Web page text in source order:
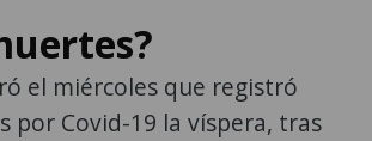
el miércoles que registró
por Covid-19 la víspera, tras